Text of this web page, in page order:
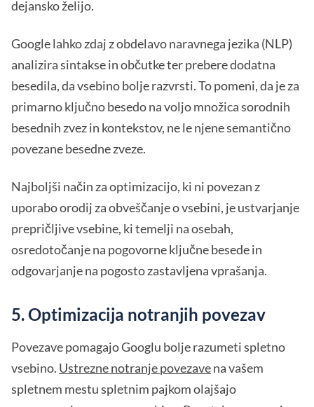
dejansko želijo.
Google lahko zdaj z obdelavo naravnega jezika (NLP)
analizira sintakse in občutke ter prebere dodatna
besedila, da vsebino bolje razvrsti. To pomeni, da je za
primarno ključno besedo na voljo množica sorodnih
besednih zvez in kontekstov, ne le njene semantično
povezane besedne zveze.
Najboljši način za optimizacijo, ki ni povezan z
uporabo orodij za obveščanje o vsebini, je ustvarjanje
prepričljive vsebine, ki temelji na osebah,
osredotočanje na pogovorne ključne besede in
odgovarjanje na pogosto zastavljena vprašanja.
5. Optimizacija notranjih povezav
Povezave pomagajo Googlu bolje razumeti spletno
vsebino. Ustrezne notranje povezavena vašem
spletnem mestu spletnim pajkom olajšajo